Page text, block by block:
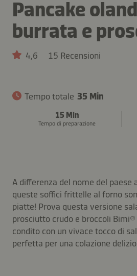
Pancake
burrata e
4,6 15 Recensioni
Tempo totale 35 Min
15 Min
Tempo di preparazione
A differenza del nome del paese
queste soffici frittelle al forno
piatte! Prova questa versione
prosciutto crudo e broccoli
condito con un vivace tocco di
perfetta per una colazione